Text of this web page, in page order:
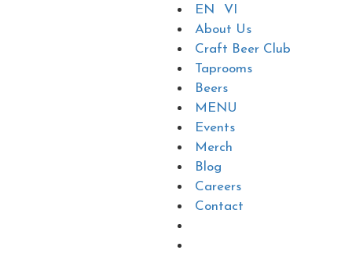
EN
VI
About Us
Craft Beer Club
Taprooms
Beers
MENU
Events
Merch
Blog
Careers
Contact